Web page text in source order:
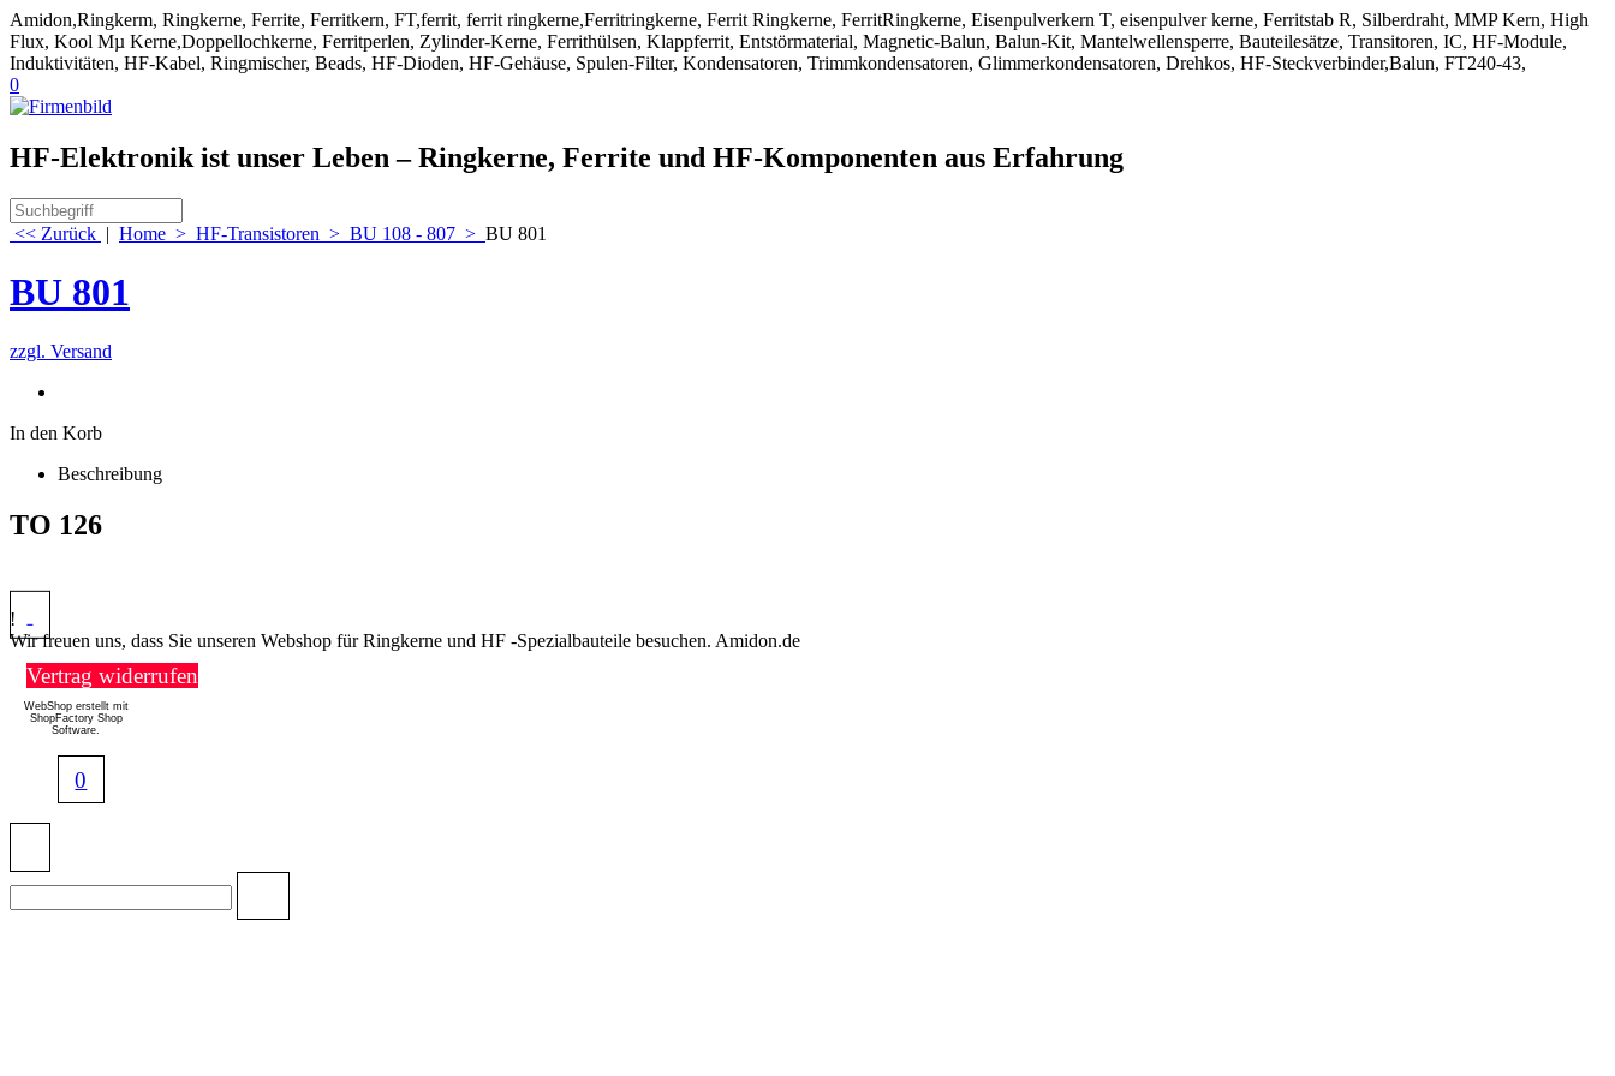
Amidon,Ringkerm, Ringkerne, Ferrite, Ferritkern, FT,ferrit, ferrit ringkerne,Ferritringkerne, Ferrit Ringkerne, FerritRingkerne, Eisenpulverkern T, eisenpulver kerne, Ferritstab R, Silberdraht, MMP Kern, High
Flux, Kool Mµ Kerne,Doppellochkerne, Ferritperlen, Zylinder-Kerne, Ferrithülsen, Klappferrit, Entstörmaterial, Magnetic-Balun, Balun-Kit, Mantelwellensperre, Bauteilesätze, Transitoren, IC, HF-Module,
Induktivitäten, HF-Kabel, Ringmischer, Beads, HF-Dioden, HF-Gehäuse, Spulen-Filter, Kondensatoren, Trimmkondensatoren, Glimmerkondensatoren, Drehkos, HF-Steckverbinder,Balun, FT240-43,
0
HF-Elektronik ist unser Leben – Ringkerne, Ferrite und HF-Komponenten aus Erfahrung
<< Zurück | Home > HF-Transistoren > BU 108 - 807 > BU 801
BU 801
zzgl. Versand
In den Korb
Beschreibung
TO 126
!
Wir freuen uns, dass Sie unseren Webshop für Ringkerne und HF -Spezialbauteile besuchen. Amidon.de
Vertrag widerrufen
WebShop erstellt mit
ShopFactory Shop
Software.
0